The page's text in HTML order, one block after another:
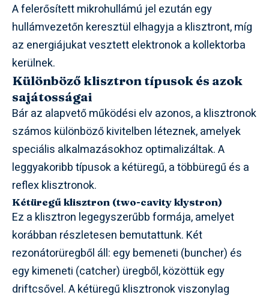
A felerősített mikrohullámú jel ezután egy
hullámvezetőn keresztül elhagyja a klisztront, míg
az energiájukat vesztett elektronok a kollektorba
kerülnek.
Különböző klisztron típusok és azok
sajátosságai
Bár az alapvető működési elv azonos, a klisztronok
számos különböző kivitelben léteznek, amelyek
speciális alkalmazásokhoz optimalizáltak. A
leggyakoribb típusok a kétüregű, a többüregű és a
reflex klisztronok.
Kétüregű klisztron (two-cavity klystron)
Ez a klisztron legegyszerűbb formája, amelyet
korábban részletesen bemutattunk. Két
rezonátorüregből áll: egy bemeneti (buncher) és
egy kimeneti (catcher) üregből, közöttük egy
driftcsővel. A kétüregű klisztronok viszonylag